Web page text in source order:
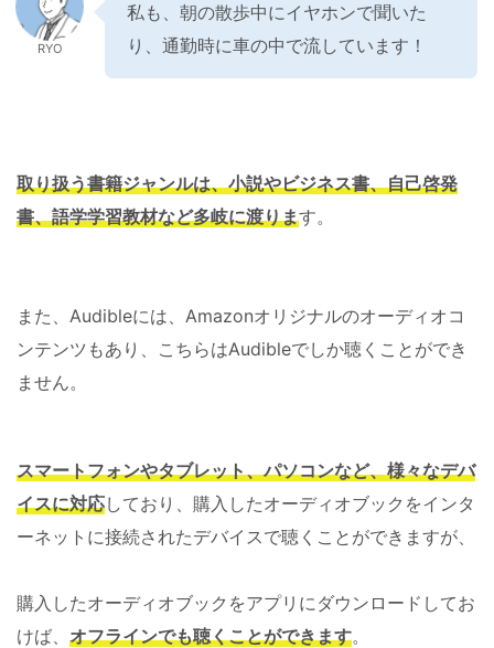
RYO
私も、朝の散歩中にイヤホンで聞いた
り、通勤時に車の中で流しています！
取り扱う書籍ジャンルは、小説やビジネス書、自己啓発
書、語学学習教材など多岐に渡ります。
また、Audibleには、Amazonオリジナルのオーディオコ
ンテンツもあり、こちらはAudibleでしか聴くことができ
ません。
スマートフォンやタブレット、パソコンなど、様々なデバ
イスに対応しており、購入したオーディオブックをインタ
ーネットに接続されたデバイスで聴くことができますが、
購入したオーディオブックをアプリにダウンロードしてお
けば、 オフラインでも聴くことができます。